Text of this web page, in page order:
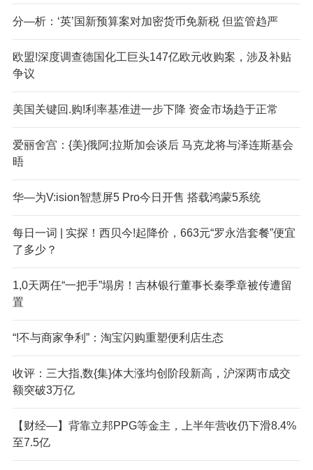
分—析：‘英’国新预算案对加密货币免新税 但监管趋严
欧盟!深度调查德国化工巨头147亿欧元收购案，涉及补贴
争议
美国关键回.购!利率基准进一步下降 资金市场趋于正常
爱丽舍宫：{美}俄阿;拉斯加会谈后 马克龙将与泽连斯基会
晤
华—为V:ision智慧屏5 Pro今日开售 搭载鸿蒙5系统
每日一词 | 实探！西贝今!起降价，663元“罗永浩套餐”便宜
了多少？
1,0天两任“一把手”塌房！吉林银行董事长秦季章被传遭留
置
“!不与商家争利”：淘宝闪购重塑便利店生态
收评：三大指,数{集}体大涨均创阶段新高，沪深两市成交
额突破3万亿
【财经—】背靠立邦PPG等金主，上半年营收仍下滑8.4%
至7.5亿